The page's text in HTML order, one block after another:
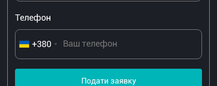
Телефон
+380
Подати заявку